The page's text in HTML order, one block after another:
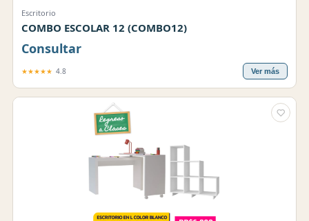
Escritorio
COMBO ESCOLAR 12 (COMBO12)
Consultar
★★★★★ 4.8 Ver más